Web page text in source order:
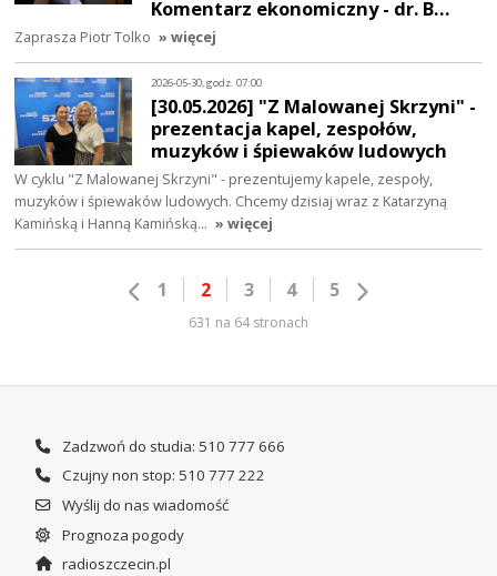
Komentarz ekonomiczny - dr. B…
Zaprasza Piotr Tolko » więcej
2026-05-30, godz. 07:00
[30.05.2026] "Z Malowanej Skrzyni" -
prezentacja kapel, zespołów,
muzyków i śpiewaków ludowych
W cyklu "Z Malowanej Skrzyni" - prezentujemy kapele, zespoły,
muzyków i śpiewaków ludowych. Chcemy dzisiaj wraz z Katarzyną
Kamińską i Hanną Kamińską… » więcej
1 2 3 4 5
631 na 64 stronach
Zadzwoń do studia: 510 777 666
Czujny non stop: 510 777 222
Wyślij do nas wiadomość
Prognoza pogody
radioszczecin.pl